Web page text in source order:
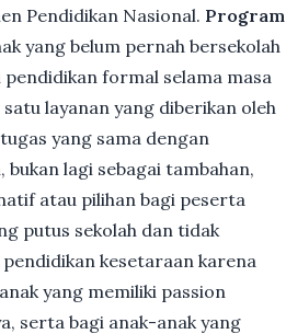
Pendidikan Nasional. Program
yang belum pernah bersekolah
formal selama masa
layanan yang diberikan oleh
yang sama dengan
lagi sebagai tambahan,
atau pilihan bagi peserta
putus sekolah dan tidak
kesetaraan karena
yang memiliki passion
serta bagi anak-anak yang